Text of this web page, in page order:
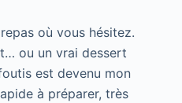
où vous hésitez.
ou un vrai dessert
est devenu mon
à préparer, très